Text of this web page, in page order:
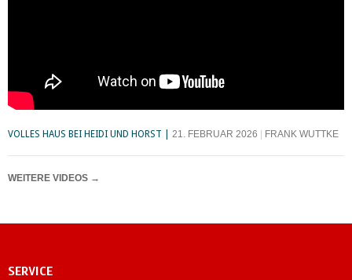
VOLLES HAUS BEI HEIDI UND HORST 21. FEBRUAR 2026 FRANK WUTTKE
WEITERE VIDEOS →
SERVICE